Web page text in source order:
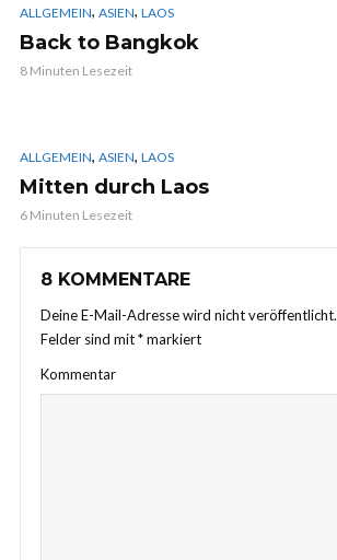
ALLGEMEIN, ASIEN, LAOS
Back to Bangkok
8 Minuten Lesezeit
ALLGEMEIN, ASIEN, LAOS
Mitten durch Laos
6 Minuten Lesezeit
8 KOMMENTARE
Deine E-Mail-Adresse wird nicht veröffentlicht.
Felder sind mit*markiert
Kommentar